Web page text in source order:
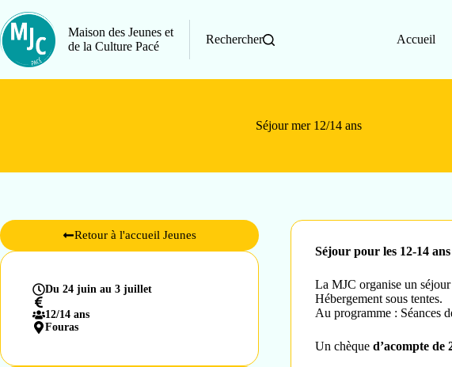
Maison des Jeunes et
de la Culture Pacé
Rechercher Accueil
Séjour mer 12/14 ans
Séjour pour les 12-14 ans
La MJC organise un
Hébergement sous tentes.
Au programme : Séances
Un chèque d’acompte de
Retour à l'accueil Jeunes
Du 24 juin au 3 juillet
12/14 ans
Fouras